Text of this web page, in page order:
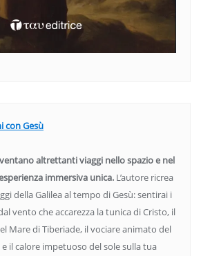
con Gesù
altrettanti viaggi nello spazio e nel
immersiva unica. L’autore ricrea
della Galilea al tempo di Gesù: sentirai i
vento che accarezza la tunica di Cristo, il
Mare di Tiberiade, il vociare animato del
il calore impetuoso del sole sulla tua